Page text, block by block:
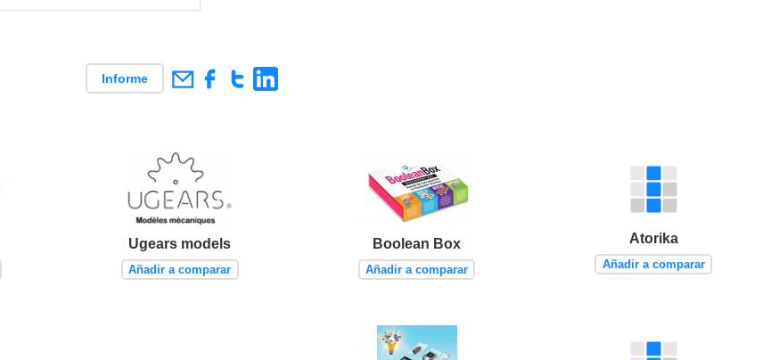
Informe
Ugears models
Añadir a comparar
Boolean Box
Añadir a comparar
Atorika
Añadir a comparar